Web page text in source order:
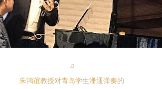
♫
朱鸿谊教授对青岛学生潘通弹奏的